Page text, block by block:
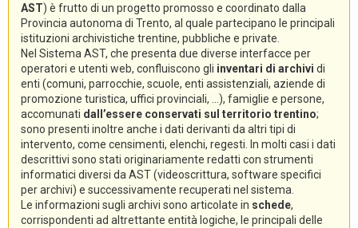
AST) è frutto di un progetto promosso e coordinato dalla
Provincia autonoma di Trento, al quale partecipano le principali
istituzioni archivistiche trentine, pubbliche e private.
Nel Sistema AST, che presenta due diverse interfacce per
operatori e utenti web, confluiscono gli inventari di archivi di
enti (comuni, parrocchie, scuole, enti assistenziali, aziende di
promozione turistica, uffici provinciali, ...), famiglie e persone,
accomunati dall’essere conservati sul territorio trentino;
sono presenti inoltre anche i dati derivanti da altri tipi di
intervento, come censimenti, elenchi, regesti. In molti casi i dati
descrittivi sono stati originariamente redatti con strumenti
informatici diversi da AST (videoscrittura, software specifici
per archivi) e successivamente recuperati nel sistema.
Le informazioni sugli archivi sono articolate in schede,
corrispondenti ad altrettante entità logiche, le principali delle